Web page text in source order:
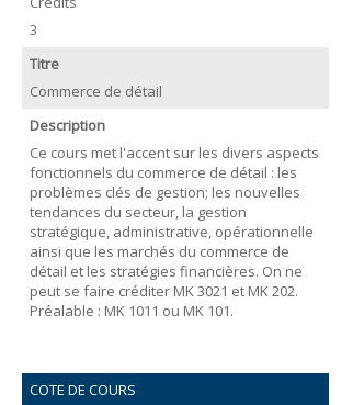
3
Titre
Commerce de détail
Description
Ce cours met l'accent sur les divers aspects
fonctionnels du commerce de détail : les
problèmes clés de gestion; les nouvelles
tendances du secteur, la gestion
stratégique, administrative, opérationnelle
ainsi que les marchés du commerce de
détail et les stratégies financières. On ne
peut se faire créditer MK 3021 et MK 202.
Préalable : MK 1011 ou MK 101.
COTE DE COURS